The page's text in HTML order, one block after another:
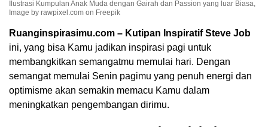
Ilustrasi Kumpulan Anak Muda dengan Gairah dan Passion yang luar Biasa,
Image by rawpixel.com on Freepik
Ruanginspirasimu.com – Kutipan Inspiratif Steve Job
ini, yang bisa Kamu jadikan inspirasi pagi untuk
membangkitkan semangatmu memulai hari. Dengan
semangat memulai Senin pagimu yang penuh energi dan
optimisme akan semakin memacu Kamu dalam
meningkatkan pengembangan dirimu.